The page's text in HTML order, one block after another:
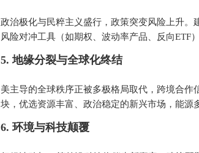
政治极化与民粹主义盛行，政策突变风险上升
风险对冲工具（如期权、波动率产品、反向ETF）
5. 地缘分裂与全球化终结
美主导的全球秩序正被多极格局取代，跨境合
块，优选资源丰富、政治稳定的新兴市场，能源
6. 环境与科技颠覆